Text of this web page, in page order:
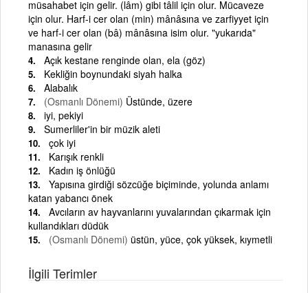
müsahabet için gelir. (lâm) gibi tâlil için olur. Mücaveze
için olur. Harf-i cer olan (min) mânâsına ve zarfiyyet için
ve harf-i cer olan (bâ) mânâsına isim olur. "yukarıda"
manasına gelir
Açık kestane renginde olan, ela (göz)
Kekliğin boynundaki siyah halka
Alabalık
(Osmanlı Dönemi) Üstünde, üzere
iyi, pekiyi
Sumerliler'in bir müzik aleti
çok iyi
Karışık renkli
Kadın iş önlüğü
Yapısına girdiği sözcüğe biçiminde, yolunda anlamı
katan yabancı önek
Avcıların av hayvanlarını yuvalarından çıkarmak için
kullandıkları düdük
(Osmanlı Dönemi) üstün, yüce, çok yüksek, kıymetli
İlgili Terimler